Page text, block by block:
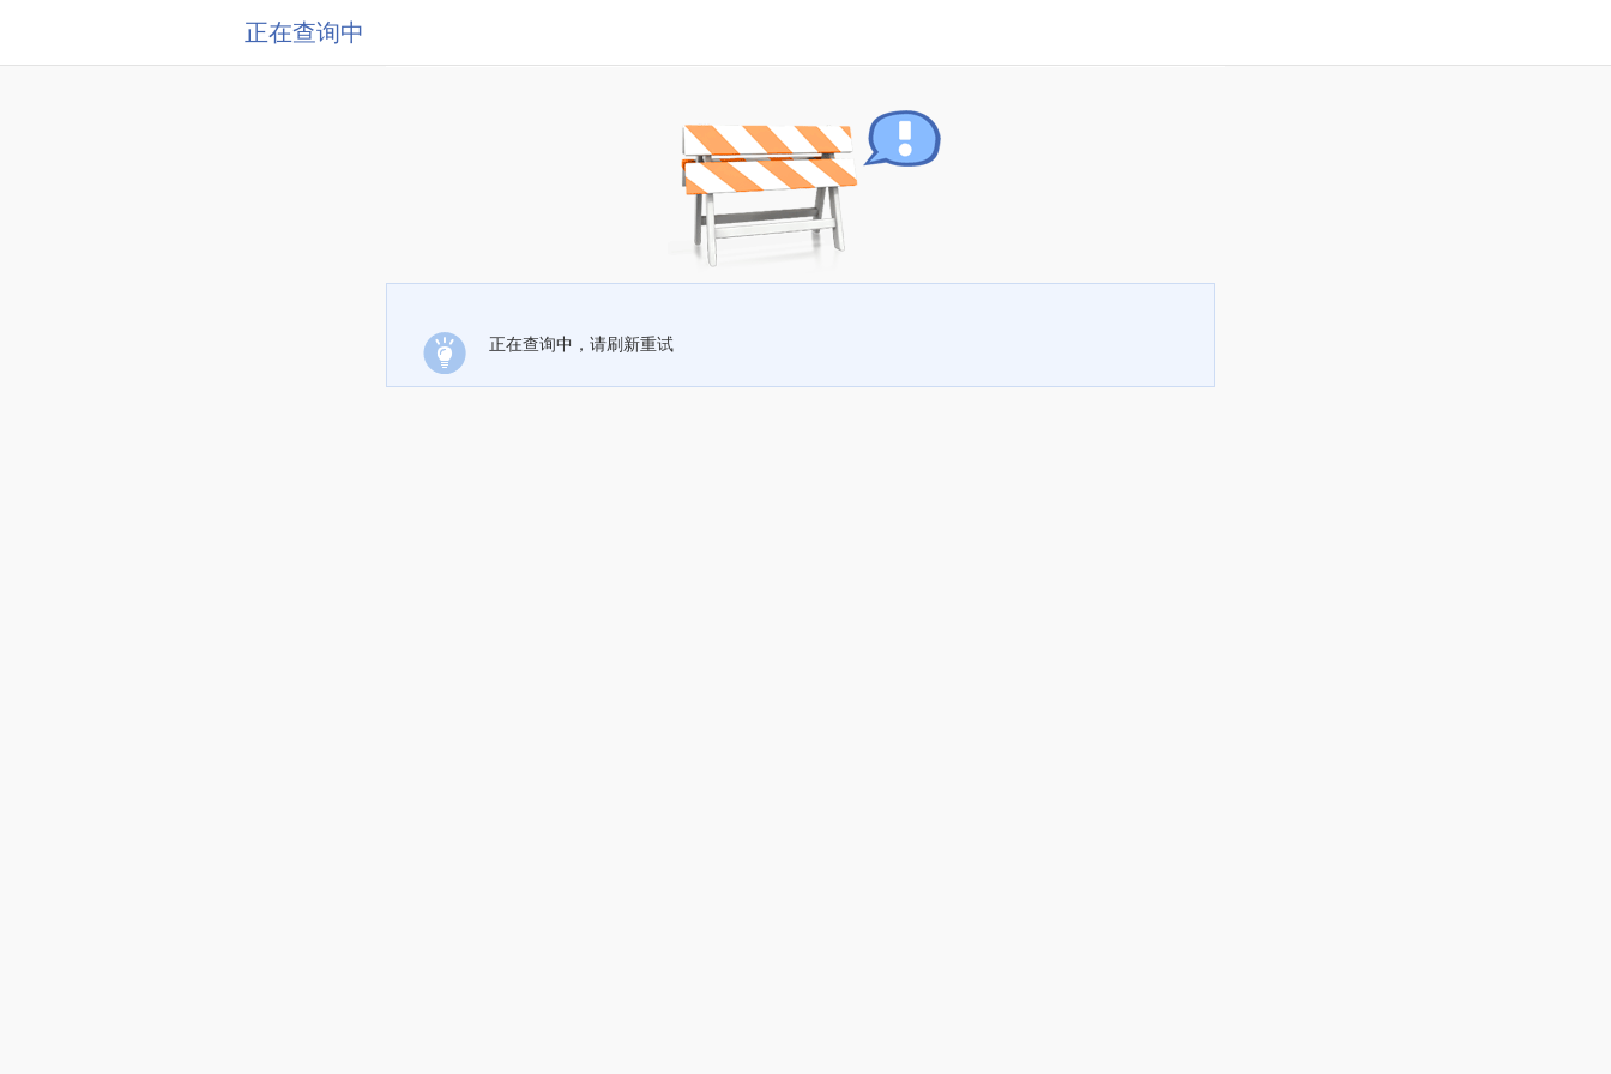
正在查询中
正在查询中，请刷新重试